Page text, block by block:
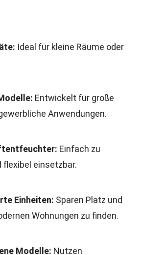
Ideal für kleine Räume oder
Entwickelt für große
Anwendungen.
Einfach zu
flexibel einsetzbar.
Einheiten: Sparen Platz und
Wohnungen zu finden.
Modelle: Nutzen